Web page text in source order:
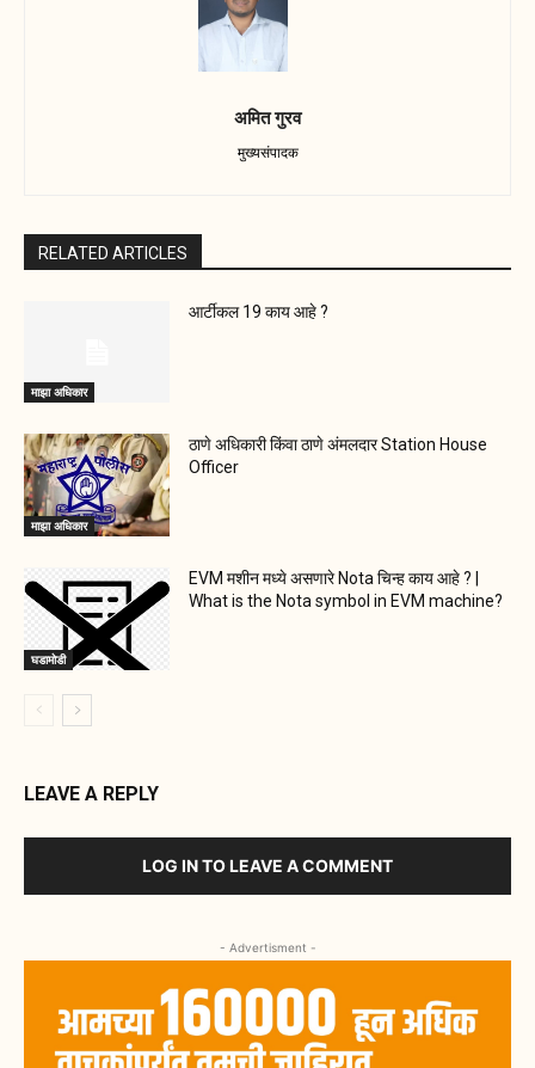
अमित गुरव
मुख्यसंपादक
RELATED ARTICLES
माझा अधिकार
आर्टीकल 19 काय आहे ?
माझा अधिकार
ठाणे अधिकारी किंवा ठाणे अंमलदार Station House
Officer
घडामोडी
EVM मशीन मध्ये असणारे Nota चिन्ह काय आहे ? |
What is the Nota symbol in EVM machine?
LEAVE A REPLY
LOG IN TO LEAVE A COMMENT
- Advertisment -